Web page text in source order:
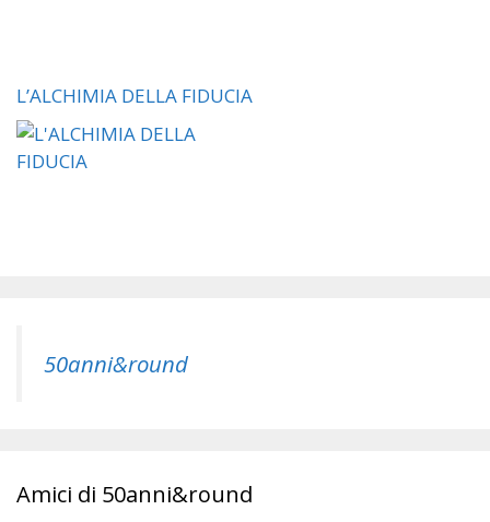
L’ALCHIMIA DELLA FIDUCIA
50anni&round
Amici di 50anni&round